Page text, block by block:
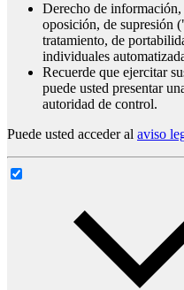
Derecho de
oposición, de supresión
tratamiento, de
individuales
Recuerde que ejercitar
puede usted presentar
autoridad de control.
Puede usted acceder al aviso